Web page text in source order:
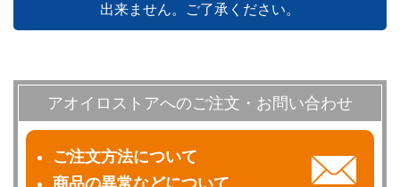
出来ません。ご了承ください。
アオイロストアへのご注文・お問い合わせ
ご注文方法について
商品の異常などについて